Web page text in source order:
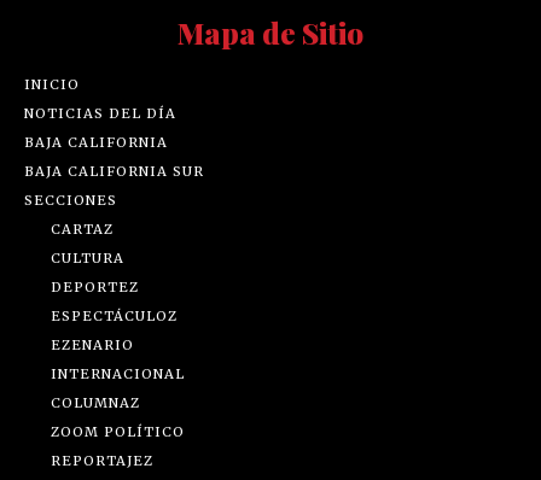
Mapa de Sitio
INICIO
NOTICIAS DEL DÍA
BAJA CALIFORNIA
BAJA CALIFORNIA SUR
SECCIONES
CARTAZ
CULTURA
DEPORTEZ
ESPECTÁCULOZ
EZENARIO
INTERNACIONAL
COLUMNAZ
ZOOM POLÍTICO
REPORTAJEZ